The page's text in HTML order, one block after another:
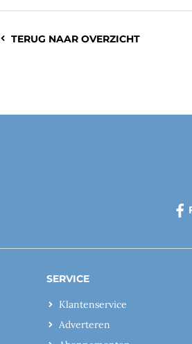
TERUG NAAR OVERZICHT
SERVICE
Klantenservice
Adverteren